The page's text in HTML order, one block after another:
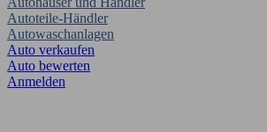
Autoteile-Händler
Autowaschanlagen
Auto verkaufen
Auto bewerten
Anmelden